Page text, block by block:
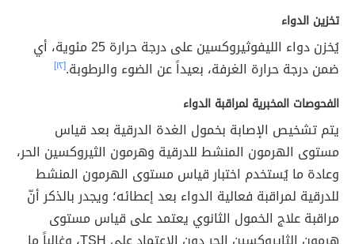
تخزين الدواء
يُخزن دواء الليفوثيروكسين على درجة حرارة 25 مئوية، أي
ضمن درجة حرارة الغرفة، بعيداً عن الضوء والرطوبة.[١٢]
الفحوصات المخبرية لمراقبة الدواء
يتم تشخيص الإصابة بخمول الغدة الدرقية بعد قياس
مستوى الهرمون المنشط للدرقية وهرمون الثيروكسين الحر،
وعادة ما يُستخدم اختبار قياس مستوى الهرمون المنشط
للدرقية لمراقبة فعالية الدواء بعد إعطائه؛ ويجدر بالذكر أنّ
مراقبة علاج الخمول الثانوي يعتمد على قياس مستوى